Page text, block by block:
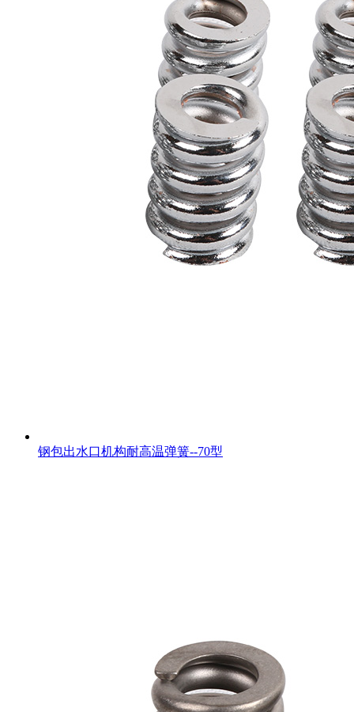
钢包出水口机构耐高温弹簧--70型